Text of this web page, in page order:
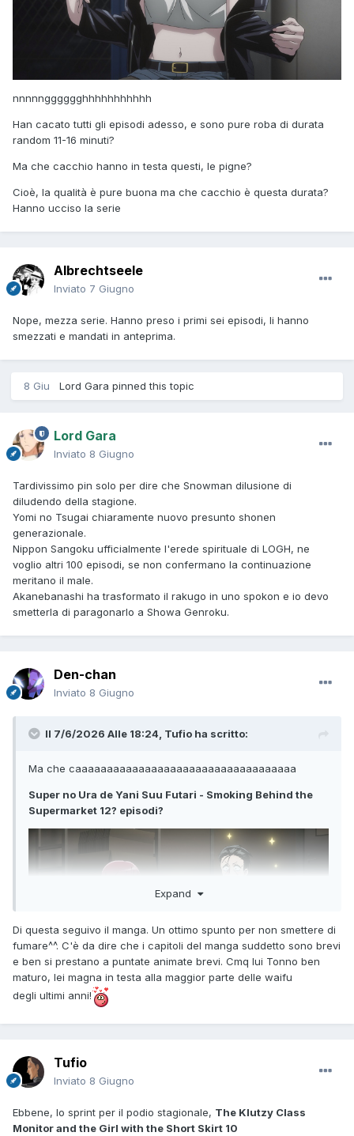
nnnnngggggghhhhhhhhhhh
Han cacato tutti gli episodi adesso, e sono pure roba di durata
random 11-16 minuti?
Ma che cacchio hanno in testa questi, le pigne?
Cioè, la qualità è pure buona ma che cacchio è questa durata?
Hanno ucciso la serie
Albrechtseele
Inviato 7 Giugno
Nope, mezza serie. Hanno preso i primi sei episodi, li hanno
smezzati e mandati in anteprima.
8 Giu Lord Gara pinned this topic
Lord Gara
Inviato 8 Giugno
Tardivissimo pin solo per dire che Snowman dilusione di
diludendo della stagione.
Yomi no Tsugai chiaramente nuovo presunto shonen
generazionale.
Nippon Sangoku ufficialmente l'erede spirituale di LOGH, ne
voglio altri 100 episodi, se non confermano la continuazione
meritano il male.
Akanebanashi ha trasformato il rakugo in uno spokon e io devo
smetterla di paragonarlo a Showa Genroku.
Den-chan
Inviato 8 Giugno
Il 7/6/2026 Alle 18:24, Tufio ha scritto:
Ma che caaaaaaaaaaaaaaaaaaaaaaaaaaaaaaaaaaa
Super no Ura de Yani Suu Futari - Smoking Behind the
Supermarket 12? episodi?
Expand
Di questa seguivo il manga. Un ottimo spunto per non smettere di
fumare^^. C'è da dire che i capitoli del manga suddetto sono brevi
e ben si prestano a puntate animate brevi. Cmq lui Tonno ben
maturo, lei magna in testa alla maggior parte delle waifu
degli ultimi anni!
Tufio
Inviato 8 Giugno
Ebbene, lo sprint per il podio stagionale, The Klutzy Class
Monitor and the Girl with the Short Skirt 10